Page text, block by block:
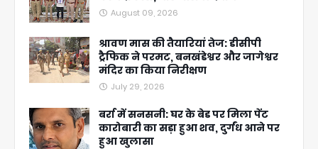
August 09, 2026
श्रावण मास की तैयारियां तेज: डीसीपी
ट्रैफिक ने परमट, बनखंडेश्वर और जागेश्वर
मंदिर का किया निरीक्षण
July 29, 2026
बर्रा में सनसनी: घर के बेड पर मिला पेंट
कारोबारी का सड़ा हुआ शव, दुर्गंध आने पर
हुआ खुलासा